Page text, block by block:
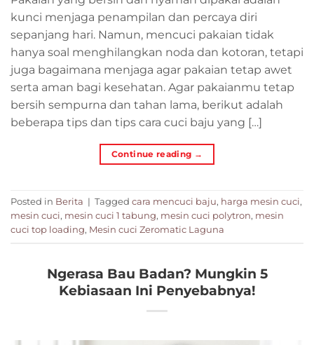
kunci menjaga penampilan dan percaya diri
sepanjang hari. Namun, mencuci pakaian tidak
hanya soal menghilangkan noda dan kotoran, tetapi
juga bagaimana menjaga agar pakaian tetap awet
serta aman bagi kesehatan. Agar pakaianmu tetap
bersih sempurna dan tahan lama, berikut adalah
beberapa tips dan tips cara cuci baju yang […]
Continue reading →
Posted in Berita | Tagged cara mencuci baju, harga mesin cuci,
mesin cuci, mesin cuci 1 tabung, mesin cuci polytron, mesin
cuci top loading, Mesin cuci Zeromatic Laguna
Ngerasa Bau Badan? Mungkin 5
Kebiasaan Ini Penyebabnya!